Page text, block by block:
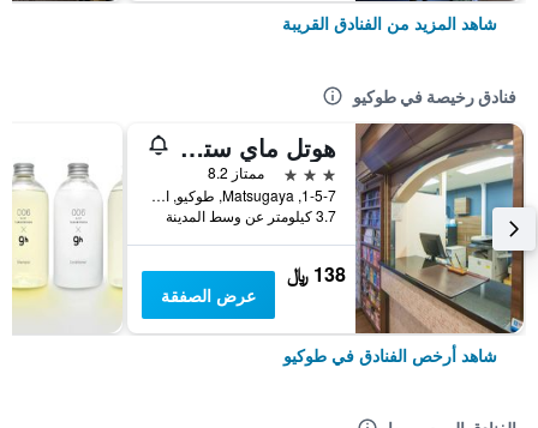
شاهد المزيد من الفنادق القريبة
فنادق رخيصة في طوكيو
هوتل ماي ستايز أوينو إناريتشو
3 نجوم
ممتاز 8.2
1-5-7, Matsugaya, طوكيو, اليابان
3.7 كيلومتر عن وسط المدينة
138 ﷼
عرض الصفقة
شاهد أرخص الفنادق في طوكيو